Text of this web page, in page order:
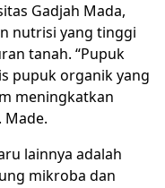
Gadjah Mada,
nutrisi yang tinggi
tanah. “Pupuk
pupuk organik yang
meningkatkan
Made.
lainnya adalah
mikroba dan